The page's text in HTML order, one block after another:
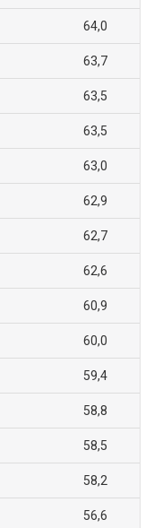
64,0
63,7
63,5
63,5
63,0
62,9
62,7
62,6
60,9
60,0
59,4
58,8
58,5
58,2
56,6